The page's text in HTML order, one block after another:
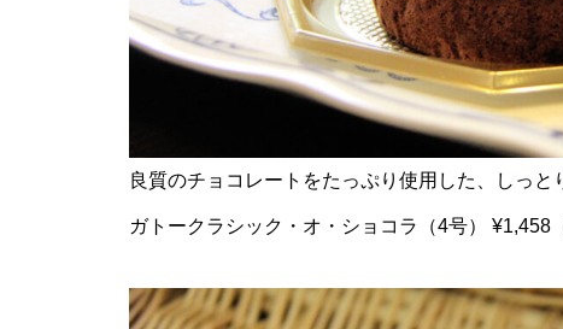
島原半島の小さな商店街特集／
国見町土黒地区にある商店
バレンタイン2023 @Patisserie
良質のチョコレートをたっぷり使用した、しっと
ガトークラシック・オ・ショコラ（4号） ¥1,458